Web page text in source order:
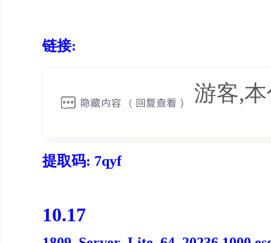
链接:
游客,
提取码: 7qyf
10.17